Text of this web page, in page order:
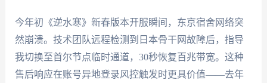
今年初《逆水寒》新春版本开服瞬间，东京宿舍网络突
然崩溃。技术团队远程检测到日本骨干网故障后，指导
我切换至首尔节点临时通道，30秒恢复百兆带宽。这种
售后响应在账号异地登录风控触发时更具价值——去年